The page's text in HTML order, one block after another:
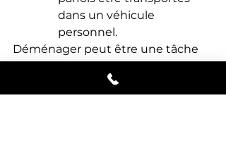
dans un véhicule
personnel.
Déménager peut être une tâche
ardue, surtout lorsqu'il s'agit de
transporter vos meubles de valeur.